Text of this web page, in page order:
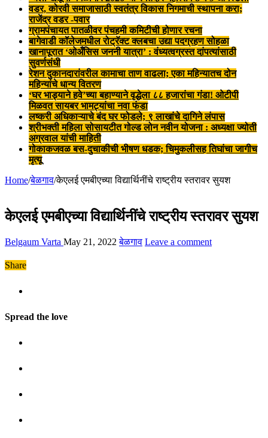
वडर, कोरवी समाजासाठी स्वतंत्र विकास निगमाची स्थापना करा;
राजेंद्र वडर -पवार
ग्रामपंचायत पातळीवर पंचहमी कमिटीची होणार रचना
बागेवाडी कॉलेजमधील रोट्रॅक्ट क्लबचा उद्या पदग्रहण सोहळा
खानापूरात ‘ओअँसिस जननी यात्रा’ : वंध्यत्वग्रस्त दांपत्यांसाठी
सुवर्णसंधी
रेशन दुकानदारांवरील कामाचा ताण वाढला; एका महिन्यातच दोन
महिन्यांचे धान्य वितरण
‘घर भाड्याने हवे’च्या बहाण्याने वृद्धेला ८८ हजारांचा गंडा! ओटीपी
मिळवत सायबर भामट्यांचा नवा फंडा
लष्करी अधिकाऱ्याचे बंद घर फोडले; ९ लाखांचे दागिने लंपास
श्रीभक्ती महिला सोसायटीत गोल्ड लोन नवीन योजना : अध्यक्षा ज्योती
अग्रवाल यांची माहिती
गोकाकजवळ बस-दुचाकीची भीषण धडक; चिमुकलीसह तिघांचा जागीच
मृत्यू
Home/बेळगाव/केएलई एमबीएच्या विद्यार्थिनींचे राष्ट्रीय स्तरावर सुयश
केएलई एमबीएच्या विद्यार्थिनींचे राष्ट्रीय स्तरावर सुयश
Belgaum Varta May 21, 2022 बेळगाव Leave a comment
Share
Spread the love